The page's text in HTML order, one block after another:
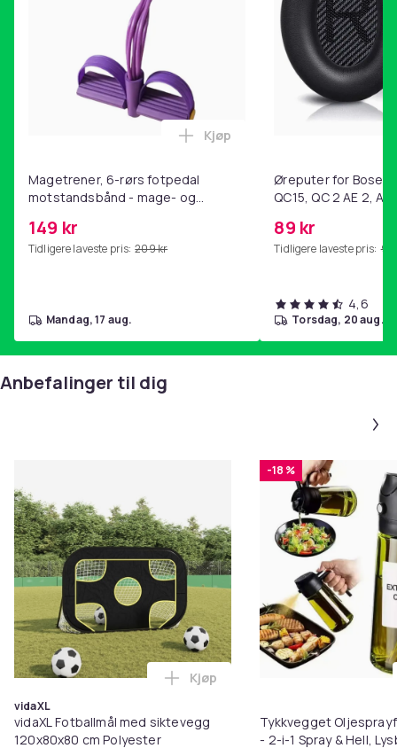
aa05e87d-e843-445b-8415-8cea878c8444
Produktsikkerhetsinformasjon
Magetrener, 6-rørs fotpedal
motstandsbånd - mage- og
hjemmegymnastikk Purple
149 kr
Tidligere laveste pris: 209 kr
Legg Magetrener, 6-rørs
Kjøp
mandag, 17 aug.
Øreputer for Bose
QC15, QC 2 AE 2, AE
89 kr
Tidligere laveste pris: 99
4,6
torsdag, 20 aug.
Anbefalinger til dig
vidaXL
vidaXL Fotballmål med siktevegg
120x80x80 cm Polyester
Legg vidaXL Fotballmål med
Kjøp
-18 %
Tykkvegget
- 2-i-1 Spray & Hell,